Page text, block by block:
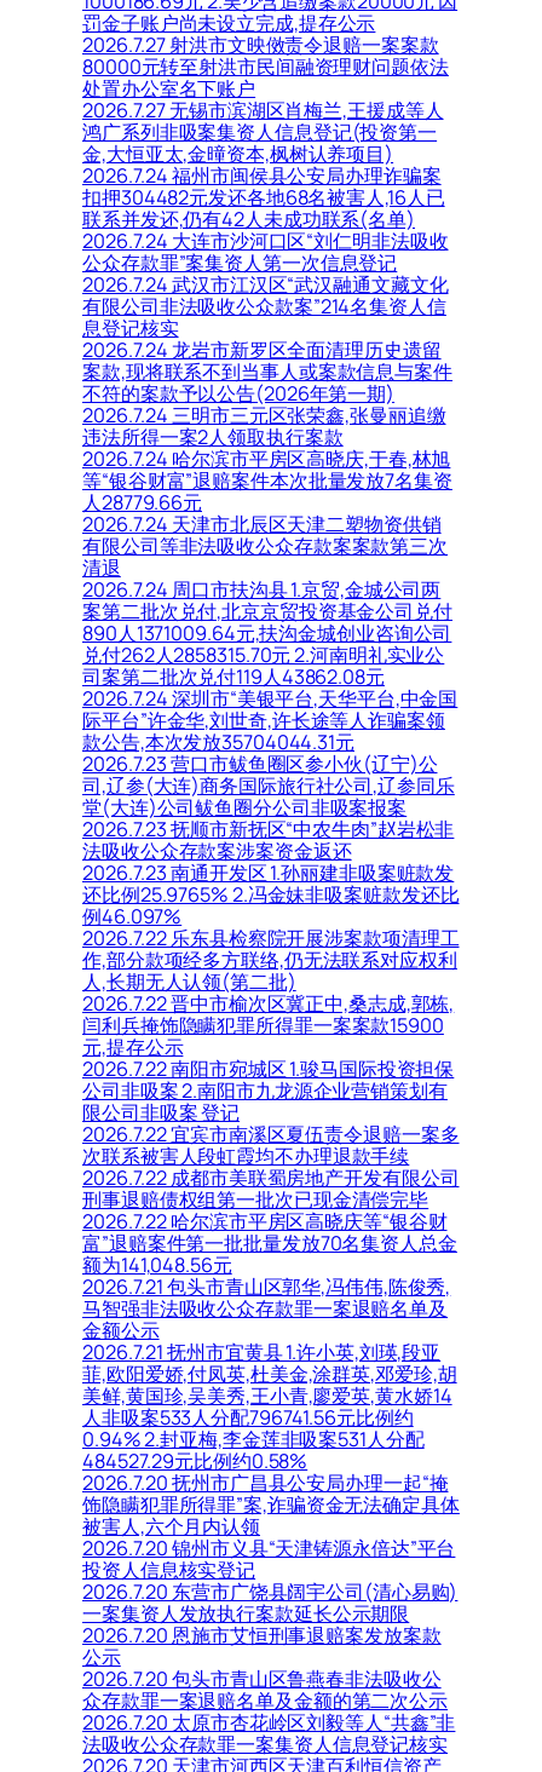
罚金子账户尚未设立完成,提存公示
2026.7.27 射洪市文映傚责令退赔一案案款
80000元转至射洪市民间融资理财问题依法
处置办公室名下账户
2026.7.27 无锡市滨湖区肖梅兰,王援成等人
鸿广系列非吸案集资人信息登记(投资第一
金,大恒亚太,金曈资本,枫树认养项目)
2026.7.24 福州市闽侯县公安局办理诈骗案
扣押304482元发还各地68名被害人,16人已
联系并发还,仍有42人未成功联系(名单)
2026.7.24 大连市沙河口区“刘仁明非法吸收
公众存款罪”案集资人第一次信息登记
2026.7.24 武汉市江汉区“武汉融通文藏文化
有限公司非法吸收公众款案”214名集资人信
息登记核实
2026.7.24 龙岩市新罗区全面清理历史遗留
案款,现将联系不到当事人或案款信息与案件
不符的案款予以公告(2026年第一期)
2026.7.24 三明市三元区张荣鑫,张曼丽追缴
违法所得一案2人领取执行案款
2026.7.24 哈尔滨市平房区高晓庆,于春,林旭
等“银谷财富”退赔案件本次批量发放7名集资
人28779.66元
2026.7.24 天津市北辰区天津二塑物资供销
有限公司等非法吸收公众存款案案款第三次
清退
2026.7.24 周口市扶沟县 1.京贸,金城公司两
案第二批次兑付,北京京贸投资基金公司兑付
890人1371009.64元,扶沟金城创业咨询公司
兑付262人2858315.70元 2.河南明礼实业公
司案第二批次兑付119人43862.08元
2026.7.24 深圳市“美银平台,天华平台,中金国
际平台”许金华,刘世奇,许长途等人诈骗案领
款公告,本次发放35704044.31元
2026.7.23 营口市鲅鱼圈区参小伙(辽宁)公
司,辽参(大连)商务国际旅行社公司,辽参同乐
堂(大连)公司鲅鱼圈分公司非吸案报案
2026.7.23 抚顺市新抚区“中农牛肉”赵岩松非
法吸收公众存款案涉案资金返还
2026.7.23 南通开发区 1.孙丽建非吸案赃款发
还比例25.9765% 2.冯金妹非吸案赃款发还比
例46.097%
2026.7.22 乐东县检察院开展涉案款项清理工
作,部分款项经多方联络,仍无法联系对应权利
人,长期无人认领(第二批)
2026.7.22 晋中市榆次区冀正中,桑志成,郭栋,
闫利兵掩饰隐瞒犯罪所得罪一案案款15900
元,提存公示
2026.7.22 南阳市宛城区 1.骏马国际投资担保
公司非吸案 2.南阳市九龙源企业营销策划有
限公司非吸案 登记
2026.7.22 宜宾市南溪区夏伍责令退赔一案多
次联系被害人段虹霞均不办理退款手续
2026.7.22 成都市美联蜀房地产开发有限公司
刑事退赔债权组第一批次已现金清偿完毕
2026.7.22 哈尔滨市平房区高晓庆等“银谷财
富”退赔案件第一批批量发放70名集资人总金
额为141,048.56元
2026.7.21 包头市青山区郭华,冯伟伟,陈俊秀,
马智强非法吸收公众存款罪一案退赔名单及
金额公示
2026.7.21 抚州市宜黄县 1.许小英,刘瑛,段亚
菲,欧阳爱娇,付凤英,杜美金,涂群英,邓爱珍,胡
美鲜,黄国珍,吴美秀,王小青,廖爱英,黄水娇14
人非吸案533人分配796741.56元比例约
0.94% 2.封亚梅,李金莲非吸案531人分配
484527.29元比例约0.58%
2026.7.20 抚州市广昌县公安局办理一起“掩
饰隐瞒犯罪所得罪”案,诈骗资金无法确定具体
被害人,六个月内认领
2026.7.20 锦州市义县“天津铸源永倍达”平台
投资人信息核实登记
2026.7.20 东营市广饶县阔宇公司(清心易购)
一案集资人发放执行案款延长公示期限
2026.7.20 恩施市艾恒刑事退赔案发放案款
公示
2026.7.20 包头市青山区鲁燕春非法吸收公
众存款罪一案退赔名单及金额的第二次公示
2026.7.20 太原市杏花岭区刘毅等人“共鑫”非
法吸收公众存款罪一案集资人信息登记核实
2026.7.20 天津市河西区天津百利恒信资产